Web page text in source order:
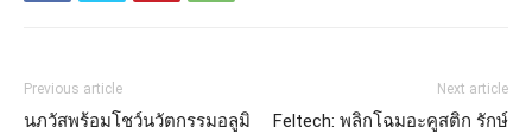
Previous article
นภวัสพร้อมโชว์นวัตกรรมอลูมิ
Next article
Feltech: พลิกโฉมอะคูสติก รักษ์